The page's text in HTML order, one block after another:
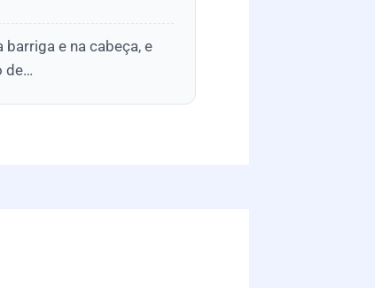
e na cabeça, e
de…